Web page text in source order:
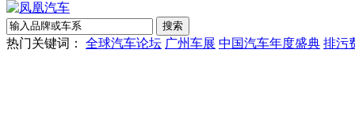
热门关键词： 全球汽车论坛 广州车展 中国汽车年度盛典 排污